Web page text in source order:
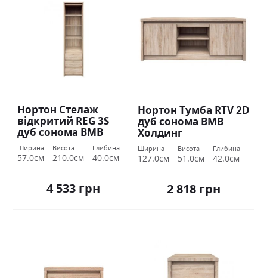
Нортон Стелаж
відкритий REG 3S
дуб сонома ВМВ
Холдинг
Ширина
57.0см
Висота
210.0см
Глибина
40.0см
4 533 грн
Нортон Тумба RTV 2D
дуб сонома ВМВ
Холдинг
Ширина
127.0см
Висота
51.0см
Глибина
42.0см
2 818 грн